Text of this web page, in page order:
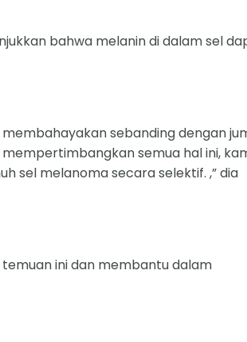
bahwa melanin di dalam sel
sebanding dengan
semua hal ini,
sel melanoma secara selektif. ,” dia
ini dan membantu dalam